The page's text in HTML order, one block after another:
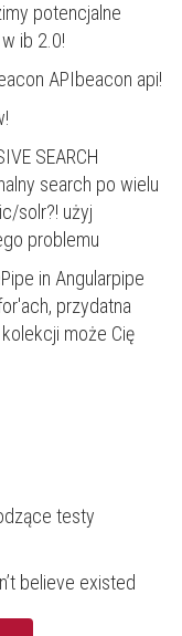
potencjalne
ib 2.0!
APIbeacon api!
SEARCH
search po wielu
solr?! użyj
problemu
in Angularpipe
przydatna
może Cię
testy
believe existed